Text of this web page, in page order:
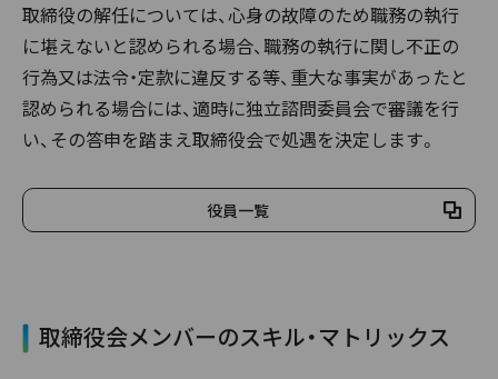
取締役の解任については、心身の故障のため職務の執行
に堪えないと認められる場合、職務の執行に関し不正の
行為又は法令・定款に違反する等、重大な事実があったと
認められる場合には、適時に独立諮問委員会で審議を行
い、その答申を踏まえ取締役会で処遇を決定します。
役員一覧
取締役会メンバーのスキル・マトリックス